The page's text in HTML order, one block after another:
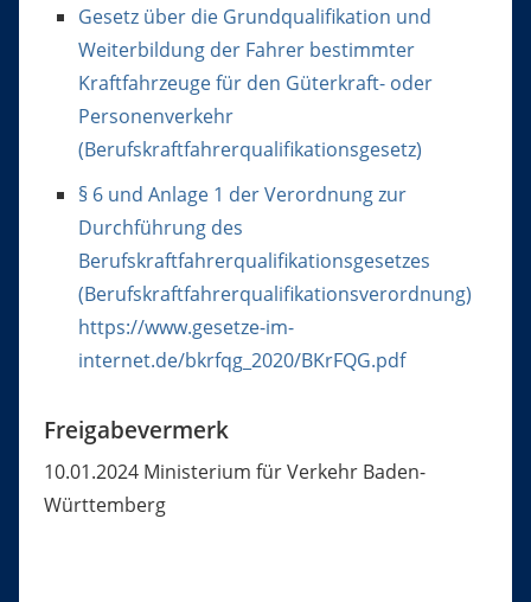
Gesetz über die Grundqualifikation und
Weiterbildung der Fahrer bestimmter
Kraftfahrzeuge für den Güterkraft- oder
Personenverkehr
(Berufskraftfahrerqualifikationsgesetz)
§ 6 und Anlage 1 der Verordnung zur
Durchführung des
Berufskraftfahrerqualifikationsgesetzes
(Berufskraftfahrerqualifikationsverordnung)
https://www.gesetze-im-
internet.de/bkrfqg_2020/BKrFQG.pdf
Freigabevermerk
10.01.2024 Ministerium für Verkehr Baden-
Württemberg